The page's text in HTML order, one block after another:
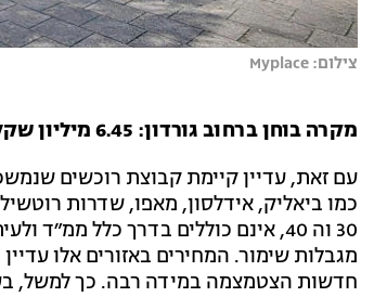
צילום: Myplace
מקרה בוחן ברחוב גורדון: 6.45 מיליון שקל לדירה ללא מיגון
עם זאת, עדיין קיימת קבוצת רוכשים
כמו ביאליק, אידלסון, מאפו, שדרות
30 וה 40, אינם כוללים בדרך כלל
מגבלות שימור. המחירים באזורים אלו